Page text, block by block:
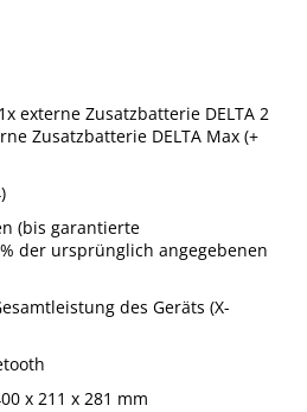
externe Zusatzbatterie DELTA 2
Zusatzbatterie DELTA Max (+
(bis garantierte
der ursprünglich angegebenen
des Geräts (X-
x 211 x 281 mm